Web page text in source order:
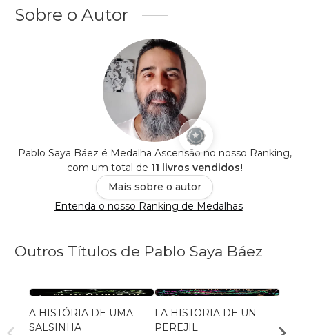
Sobre o Autor
Pablo Saya Báez é Medalha Ascensão no nosso Ranking,
com um total de 11 livros vendidos!
Mais sobre o autor
Entenda o nosso Ranking de Medalhas
Outros Títulos de Pablo Saya Báez
A HISTÓRIA DE UMA
SALSINHA
LA HISTORIA DE UN
PEREJIL